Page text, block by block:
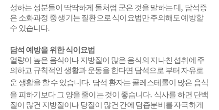
성하는 성분들이 딱딱하게 돌처럼 굳은 것을 말하는 데 , 담석증
은 소화과정 중 생기는 질환으로 식이요법만 주의해도 예방할
수 있습니다.
담석 예방을 위한 식이요법
열량이 높은 음식이나 지방질이 많은 음식의 지나친 섭취에 주
의하고 규칙적인 생활과 운동을 한다면 담석으로 부터 자유로
운 생활을 할 수 있습니다. 담석 환자는 콜레스테롤이 많은 음식
을 피하기보다 그 양을 줄이는 것이 좋습니다. 식사를 하면 단백
질이 많건 지방질이나 당질이 많건 간에 담즙분비를 자극하게